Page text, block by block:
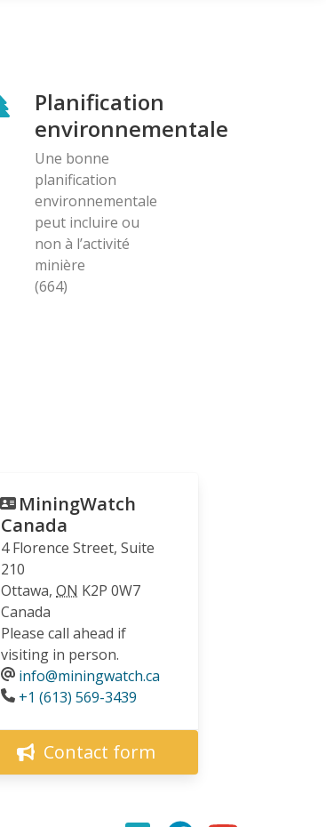
Planification
environnementale
Une bonne
planification
environnementale
peut incluire ou
non à l’activité
minière
(664)
MiningWatch
Canada
4 Florence Street, Suite
210
Ottawa, ON K2P 0W7
Canada
Please call ahead if
visiting in person.
info@miningwatch.ca
Phone
+1 (613) 569-3439
Contact form